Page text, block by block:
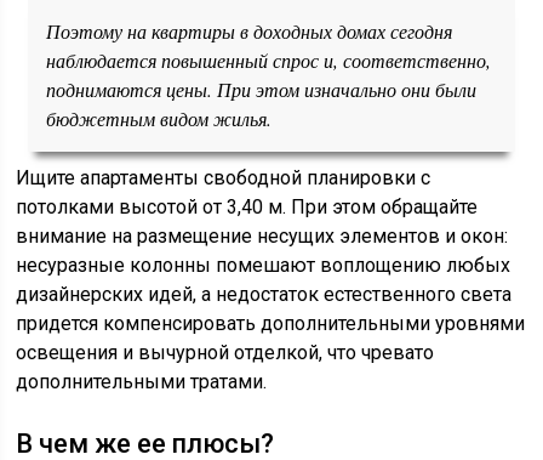
Поэтому на квартиры в доходных домах сегодня
наблюдается повышенный спрос и, соответственно,
поднимаются цены. При этом изначально они были
бюджетным видом жилья.
Ищите апартаменты свободной планировки с
потолками высотой от 3,40 м. При этом обращайте
внимание на размещение несущих элементов и окон:
несуразные колонны помешают воплощению любых
дизайнерских идей, а недостаток естественного света
придется компенсировать дополнительными уровнями
освещения и вычурной отделкой, что чревато
дополнительными тратами.
В чем же ее плюсы?